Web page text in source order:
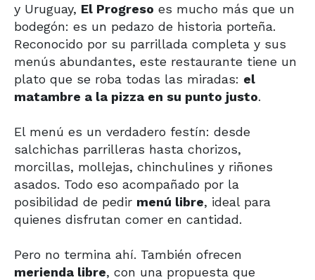
y Uruguay, El Progreso es mucho más que un
bodegón: es un pedazo de historia porteña.
Reconocido por su parrillada completa y sus
menús abundantes, este restaurante tiene un
plato que se roba todas las miradas: el
matambre a la pizza en su punto justo.
El menú es un verdadero festín: desde
salchichas parrilleras hasta chorizos,
morcillas, mollejas, chinchulines y riñones
asados. Todo eso acompañado por la
posibilidad de pedir menú libre, ideal para
quienes disfrutan comer en cantidad.
Pero no termina ahí. También ofrecen
merienda libre, con una propuesta que